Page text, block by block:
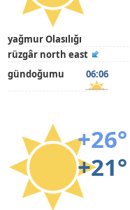
yağmur Olasılığı
rüzgâr north east
gündoğumu
06:06
+26°
+21°